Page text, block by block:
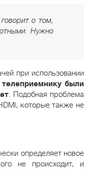
о том,
Нужно
при использовании
были
. Подобная проблема
которые также не
определяет новое
не происходит, и